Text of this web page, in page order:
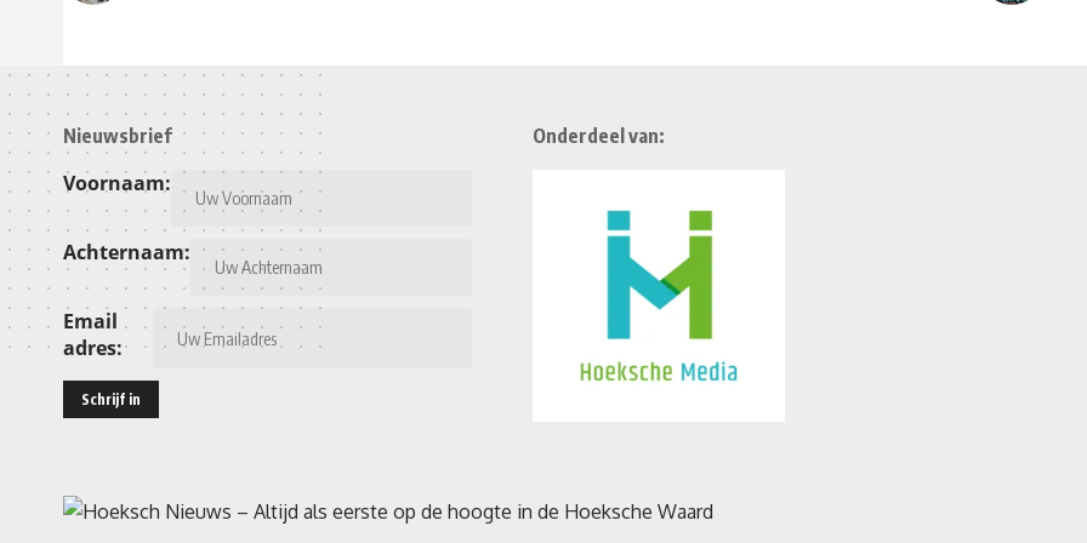
Nieuwsbrief
Voornaam:
Achternaam:
Email
adres:
Onderdeel van: